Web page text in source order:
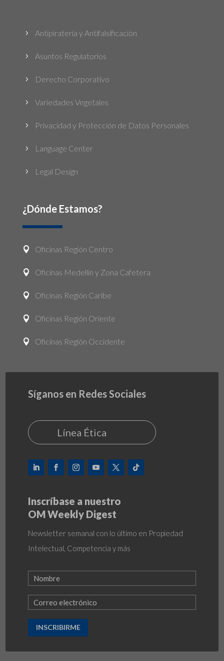
5 Antipiratería y Antifalsificación
5 Asuntos Regulatorios
5 Derecho Corporativo
5 Variedades Vegetales
5 Privacidad y Protección de Datos Personales
5 Language Center
5 Legal Design
¿Dónde Estamos?
 Oficinas Región Centro
 Oficinas Medellín y Zona Cafetera
 Oficinas Región Caribe
 Oficinas Región Oriente
 Oficinas Región Occidente
Síganos en Redes Sociales
Línea Ética
Inscríbase a nuestro
OM Weekly Digest
Newsletter semanal con lo último en Propiedad
Intelectual, Competencia y más
INSCRIBIRME